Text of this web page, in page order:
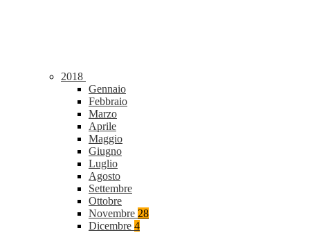
2018
Gennaio
Febbraio
Marzo
Aprile
Maggio
Giugno
Luglio
Agosto
Settembre
Ottobre
Novembre 28
Dicembre 4